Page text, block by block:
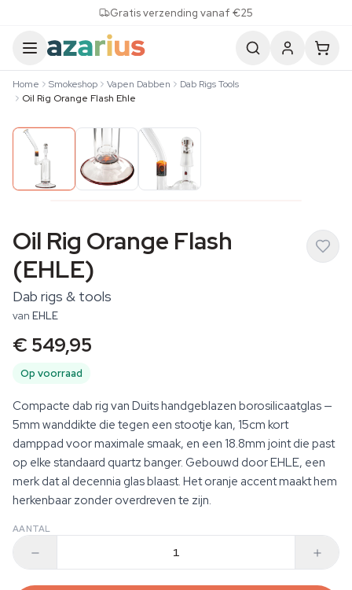
Gratis verzending vanaf €25
Home Smokeshop Vapen Dabben
Dab Rigs Tools
Oil Rig Orange Flash Ehle
Oil Rig Orange Flash
(EHLE)
Dab rigs & tools
van EHLE
€ 549,95
Op voorraad
Compacte dab rig van Duits handgeblazen borosilicaatglas —
5mm wanddikte die tegen een stootje kan, 15cm kort
damppad voor maximale smaak, en een 18.8mm joint die past
op elke standaard quartz banger. Gebouwd door EHLE, een
merk dat al decennia glas blaast. Het oranje accent maakt hem
herkenbaar zonder overdreven te zijn.
AANTAL